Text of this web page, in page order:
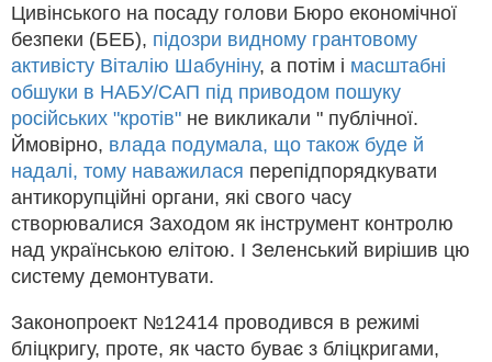
Цивінського на посаду голови Бюро економічної
безпеки (БЕБ), підозри видному грантовому
активісту Віталію Шабуніну, а потім і масштабні
обшуки в НАБУ/САП під приводом пошуку
російських "кротів" не викликали " публічної.
Ймовірно, влада подумала, що також буде й
надалі, тому наважилася перепідпорядкувати
антикорупційні органи, які свого часу
створювалися Заходом як інструмент контролю
над українською елітою. І Зеленський вирішив цю
систему демонтувати.
Законопроект №12414 проводився в режимі
бліцкригу, проте, як часто буває з бліцкригами,